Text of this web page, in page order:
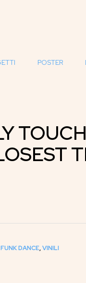
POSTER
DANCE,VINILI